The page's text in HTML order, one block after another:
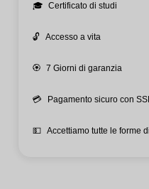
🎓 Certificato di studi
🔓 Accesso a vita
🏵️ 7 Giorni di garanzia
💳 Pagamento sicuro con
💵 Accettiamo tutte le forme